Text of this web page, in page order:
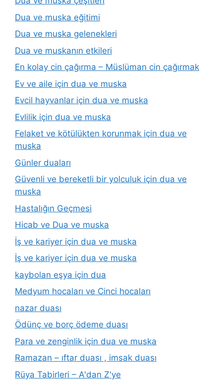
Dua ve muska eğitimi
Dua ve muska gelenekleri
Dua ve muskanın etkileri
En kolay cin çağırma – Müslüman cin çağırmak
Ev ve aile için dua ve muska
Evcil hayvanlar için dua ve muska
Evlilik için dua ve muska
Felaket ve kötülükten korunmak için dua ve
muska
Günler duaları
Güvenli ve bereketli bir yolculuk için dua ve
muska
Hastalığın Geçmesi
Hicab ve Dua ve muska
İş ve kariyer için dua ve muska
İş ve kariyer için dua ve muska
kaybolan eşya için dua
Medyum hocaları ve Cinci hocaları
nazar duası
Ödünç ve borç ödeme duası
Para ve zenginlik için dua ve muska
Ramazan – ıftar duası , imsak duası
Rüya Tabirleri – A'dan Z'ye